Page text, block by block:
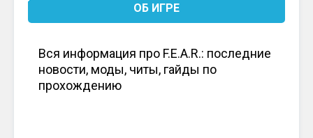
ОБ ИГРЕ
Вся информация про F.E.A.R.: последние
новости, моды, читы, гайды по
прохождению